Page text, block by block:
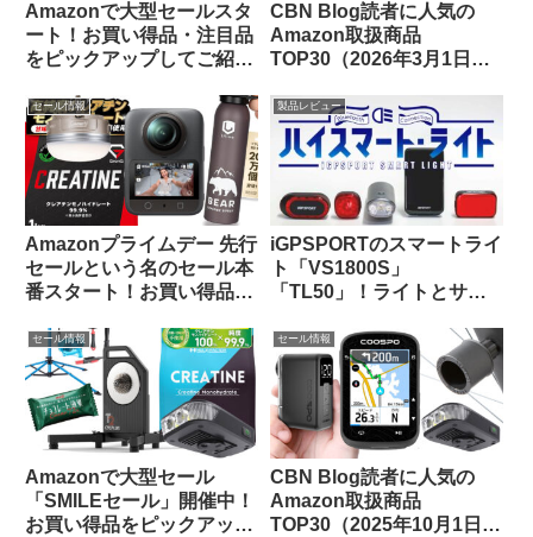
Amazonで大型セールスタ
ート！お買い得品・注目品
をピックアップしてご紹介
CBN Blog読者に人気の
Amazon取扱商品
TOP30（2026年3月1日
セール情報
Amazonプライムデー 先行
セールという名のセール本
番スタート！お買い得品を
ます
製品レビュー
iGPSPORTのスマートライ
ト「VS1800S」
「TL50」！ライトとサイ
揃えると、新しい扉が開く
かも！
セール情報
Amazonで大型セール
「SMILEセール」開催中！
お買い得品をピックアップ
セール情報
CBN Blog読者に人気の
Amazon取扱商品
TOP30（2025年10月1日